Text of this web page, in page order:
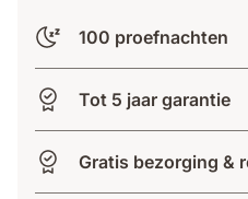
100 proefnachten
Tot 5 jaar garantie
Gratis bezorging &